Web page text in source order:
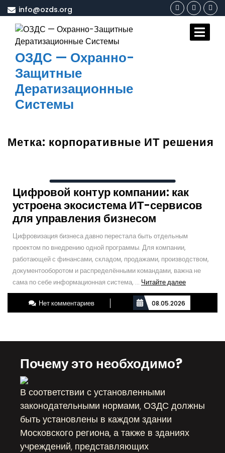
Перейти
к
содержимому
info@ozds.org
ОЗДС — Охранно-
Защитные
Дератизационные
Системы
Метка: корпоративные ИТ решения
Цифровой контур компании: как
устроена экосистема ИТ-сервисов
для управления бизнесом
Цифровизация бизнеса давно перестала быть отдельным
проектом по внедрению одной программы. Для компании,
работающей с финансами, складом, продажами, производством,
документооборотом и распределёнными командами, важна не
сама по себе информационная система, ... Читайте далееЧитайте
далее
Нет комментариев
08.05.2026
Почему это необходимо?
В соответствии с установленными
законодательными нормами, ОЗДС должны
быть установлены в каждом здании
Московского региона, а также в зданиях
учреждений, представляющих